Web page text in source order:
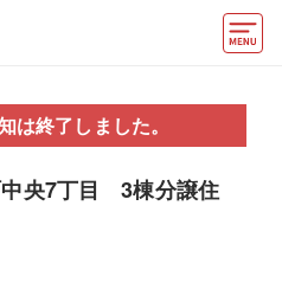
は終了しました。
中央7丁目 3棟分譲住